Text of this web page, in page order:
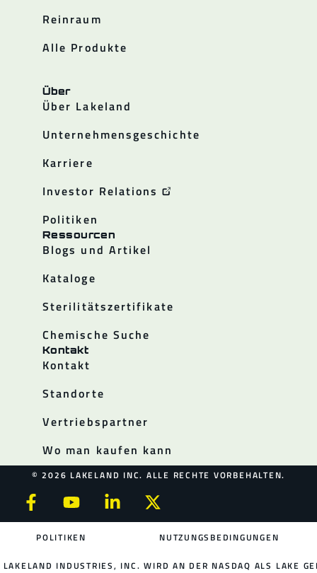
Reinraum
Alle Produkte
Über
Über Lakeland
Unternehmensgeschichte
Karriere
Investor Relations
Politiken
Ressourcen
Blogs und Artikel
Kataloge
Sterilitätszertifikate
Chemische Suche
Kontakt
Kontakt
Standorte
Vertriebspartner
Wo man kaufen kann
© 2026 LAKELAND INC. ALLE RECHTE VORBEHALTEN.
POLITIKEN NUTZUNGSBEDINGUNGEN
LAKELAND INDUSTRIES, INC. WIRD AN DER NASDAQ ALS LAKE